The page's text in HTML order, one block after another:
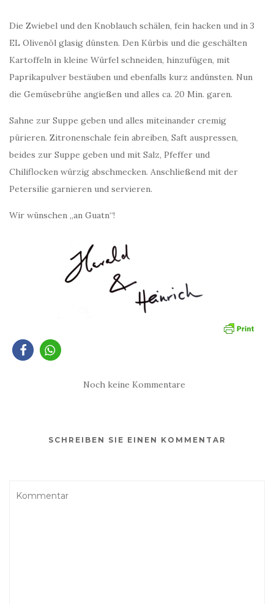
Die Zwiebel und den Knoblauch schälen, fein hacken und in 3
EL Olivenöl glasig dünsten. Den Kürbis und die geschälten
Kartoffeln in kleine Würfel schneiden, hinzufügen, mit
Paprikapulver bestäuben und ebenfalls kurz andünsten. Nun
die Gemüsebrühe angießen und alles ca. 20 Min. garen.
Sahne zur Suppe geben und alles miteinander cremig
pürieren. Zitronenschale fein abreiben, Saft auspressen,
beides zur Suppe geben und mit Salz, Pfeffer und
Chiliflocken würzig abschmecken. Anschließend mit der
Petersilie garnieren und servieren.
Wir wünschen „an Guatn“!
Noch keine Kommentare
SCHREIBEN SIE EINEN KOMMENTAR